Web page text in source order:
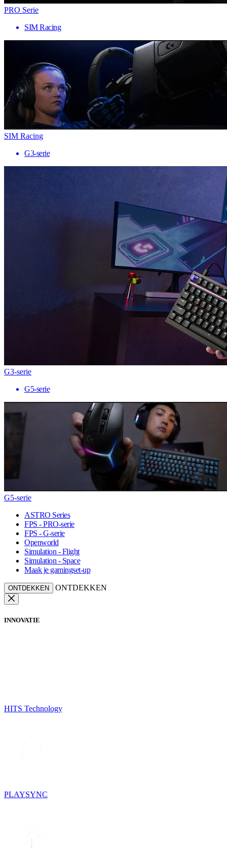
PRO Serie
SIM Racing
SIM Racing
G3-serie
G3-serie
G5-serie
G5-serie
ASTRO Series
FPS - PRO-serie
FPS - G-serie
Openworld
Simulation - Flight
Simulation - Space
Maak je gamingset-up
ONTDEKKEN ONTDEKKEN
INNOVATIE
HITS Technology
PLAYSYNC